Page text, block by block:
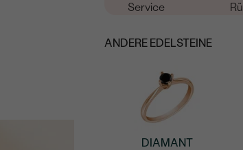
Service
ANDERE EDELSTEINE
DIAMANT